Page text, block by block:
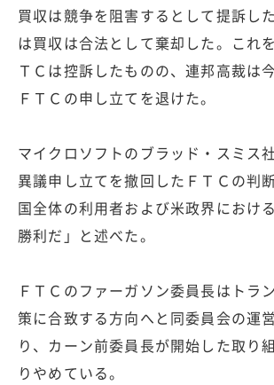
買収は競争を阻害するとして提訴し
は買収は合法として棄却した。これ
ＴＣは控訴したものの、連邦高裁は
ＦＴＣの申し立てを退けた。
マイクロソフトのブラッド・スミス
異議申し立てを撤回したＦＴＣの判
国全体の利用者および米政界におけ
勝利だ」と述べた。
ＦＴＣのファーガソン委員長はトラ
策に合致する方向へと同委員会の運
り、カーン前委員長が開始した取り
りやめている。